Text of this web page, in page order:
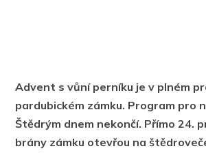
Advent s vůní perníku je v plném
pardubickém zámku. Program pro
Štědrým dnem nekončí. Přímo 24.
brány zámku otevřou na